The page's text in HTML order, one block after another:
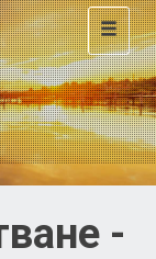
Toggle
-